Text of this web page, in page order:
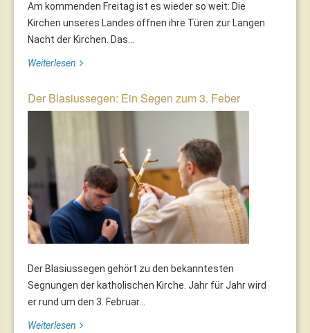
Am kommenden Freitag ist es wieder so weit: Die
Kirchen unseres Landes öffnen ihre Türen zur Langen
Nacht der Kirchen. Das...
Weiterlesen
Der Blasiussegen: Ein Segen zum 3. Feber
Der Blasiussegen gehört zu den bekanntesten
Segnungen der katholischen Kirche. Jahr für Jahr wird
er rund um den 3. Februar...
Weiterlesen